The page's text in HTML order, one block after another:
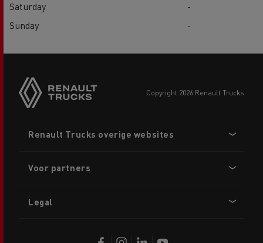
Saturday
-
Sunday
-
copyright 2026 Renault Trucks
menu
Renault Trucks overige websites
Voor partners
Legal